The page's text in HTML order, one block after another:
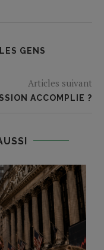
GENS
Articles suivant
ACCOMPLIE ?